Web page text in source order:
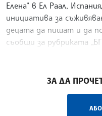
Елена“ в Ел Раал,
инициатива за
децата да пишат и да
съобщи за рубриката
ЗА ДА